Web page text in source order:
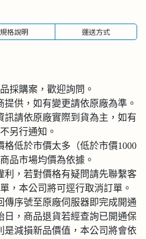
規格說明 運送方式
採購案，歡迎詢問。
供，如有變更請依原廠為準。
請依原廠實際到貨為主，如有
另行通知。
低於市價太多（低於市價1000
品市場均價為依據。
，若對價格有疑問請先聯繫客
，本公司將可逕行取消訂單。
序號至原廠伺服器即完成開通
日，商品退貨若經查詢已開通保
是減損新品價值，本公司將會依